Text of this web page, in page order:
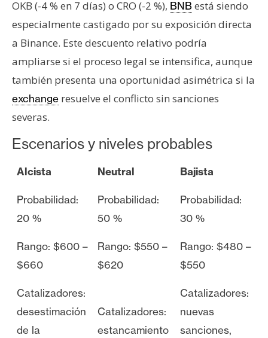
OKB (-4 % en 7 días) o CRO (-2 %), BNB está siendo
especialmente castigado por su exposición directa
a Binance. Este descuento relativo podría
ampliarse si el proceso legal se intensifica, aunque
también presenta una oportunidad asimétrica si la
exchange resuelve el conflicto sin sanciones
severas.
Escenarios y niveles probables
Alcista Neutral Bajista
Probabilidad:
20 %
Probabilidad:
50 %
Probabilidad:
30 %
Rango: $600 –
$660
Rango: $550 –
$620
Rango: $480 –
$550
Catalizadores:
desestimación
de la
Catalizadores:
estancamiento
Catalizadores:
nuevas
sanciones,